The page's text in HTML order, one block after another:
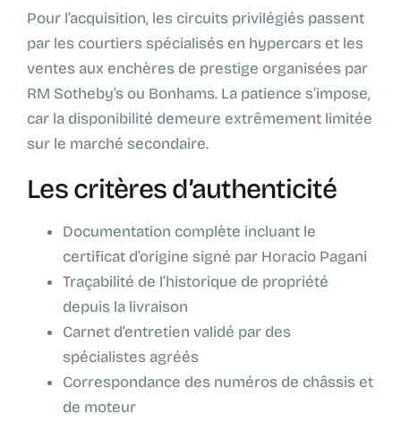
Pour l’acquisition, les circuits privilégiés passent
par les courtiers spécialisés en hypercars et les
ventes aux enchères de prestige organisées par
RM Sotheby’s ou Bonhams. La patience s’impose,
car la disponibilité demeure extrêmement limitée
sur le marché secondaire.
Les critères d’authenticité
Documentation complète incluant le
certificat d’origine signé par Horacio Pagani
Traçabilité de l’historique de propriété
depuis la livraison
Carnet d’entretien validé par des
spécialistes agréés
Correspondance des numéros de châssis et
de moteur